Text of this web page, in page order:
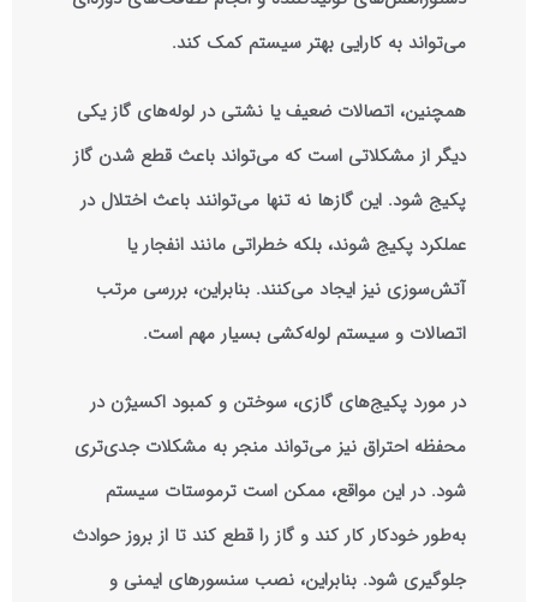
می‌تواند به کارایی بهتر سیستم کمک کند.
همچنین، اتصالات ضعیف یا نشتی در لوله‌های گاز یکی
دیگر از مشکلاتی است که می‌تواند باعث قطع شدن گاز
پکیج شود. این گازها نه تنها می‌توانند باعث اختلال در
عملکرد پکیج شوند، بلکه خطراتی مانند انفجار یا
آتش‌سوزی نیز ایجاد می‌کنند. بنابراین، بررسی مرتب
اتصالات و سیستم لوله‌کشی بسیار مهم است.
در مورد پکیج‌های گازی، سوختن و کمبود اکسیژن در
محفظه احتراق نیز می‌تواند منجر به مشکلات جدی‌تری
شود. در این مواقع، ممکن است ترموستات سیستم
به‌طور خودکار کار کند و گاز را قطع کند تا از بروز حوادث
جلوگیری شود. بنابراین، نصب سنسورهای ایمنی و